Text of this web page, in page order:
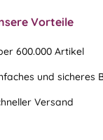
Vorteile
600.000 Artikel
und sicheres
Versand